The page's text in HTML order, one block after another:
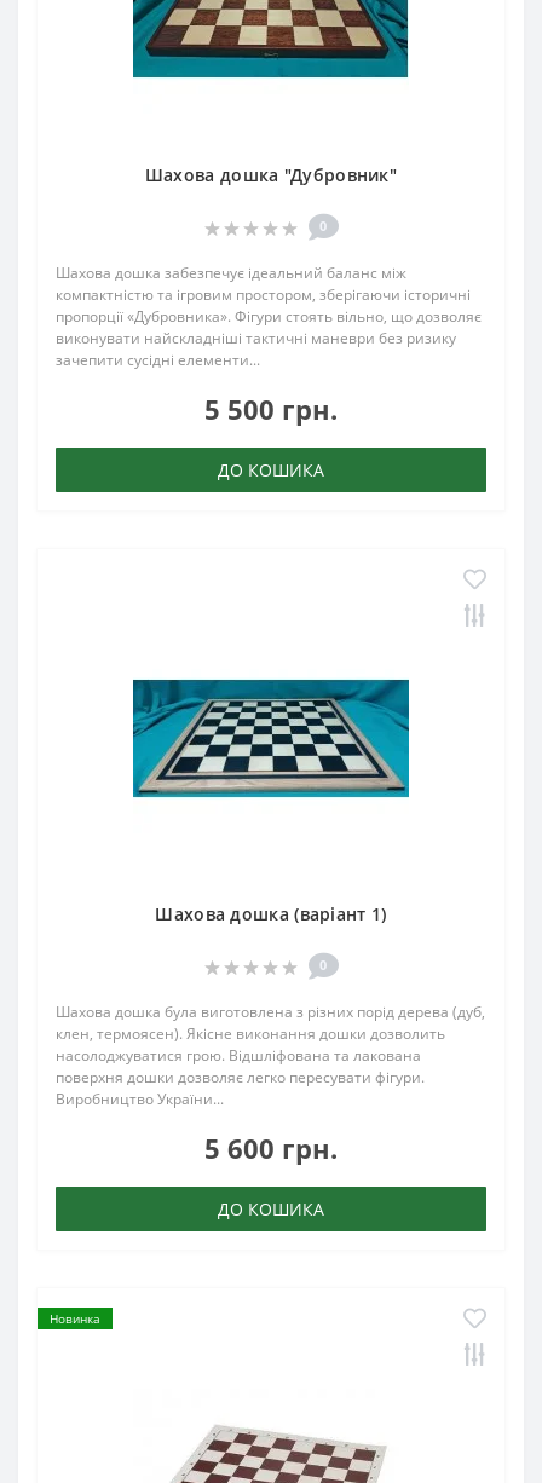
Шахова дошка "Дубровник"
0
Шахова дошка забезпечує ідеальний баланс між
компактністю та ігровим простором, зберігаючи історичні
пропорції «Дубровника». Фігури стоять вільно, що дозволяє
виконувати найскладніші тактичні маневри без ризику
зачепити сусідні елементи...
5 500 грн.
ДО КОШИКА
Шахова дошка (варіант 1)
0
Шахова дошка була виготовлена з різних порід дерева (дуб,
клен, термоясен). Якісне виконання дошки дозволить
насолоджуватися грою. Відшліфована та лакована
поверхня дошки дозволяє легко пересувати фігури.
Виробництво України...
5 600 грн.
ДО КОШИКА
Новинка